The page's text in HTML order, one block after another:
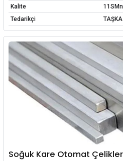
Kalite
Tedarikçi
Soğuk Kare Otomat